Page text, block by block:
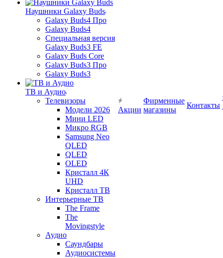
Наушники Galaxy Buds
Galaxy Buds4 Про
Galaxy Buds4
Специальная версия
Galaxy Buds3 FE
Galaxy Buds Core
Galaxy Buds3 Про
Galaxy Buds3
ТВ и Аудио
Телевизоры
Модели 2026
Мини LED
Микро RGB
Samsung Neo
QLED
QLED
OLED
Кристалл 4К
UHD
Кристалл ТВ
Интерьерные ТВ
The Frame
The
Movingstyle
Аудио
Саундбары
Аудиосистемы
Акции
Фирменные
магазины
Контакты